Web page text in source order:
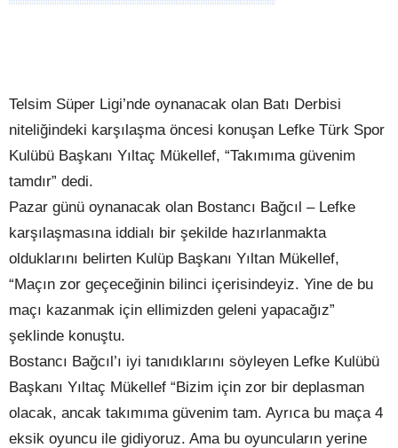
Telsim Süper Ligi’nde oynanacak olan Batı Derbisi
niteliğindeki karşılaşma öncesi konuşan Lefke Türk Spor
Kulübü Başkanı Yıltaç Mükellef, “Takımıma güvenim
tamdır” dedi.
Pazar günü oynanacak olan Bostancı Bağcıl – Lefke
karşılaşmasına iddialı bir şekilde hazırlanmakta
olduklarını belirten Kulüp Başkanı Yıltan Mükellef,
“Maçın zor geçeceğinin bilinci içerisindeyiz. Yine de bu
maçı kazanmak için ellimizden geleni yapacağız”
şeklinde konuştu.
Bostancı Bağcıl’ı iyi tanıdıklarını söyleyen Lefke Kulübü
Başkanı Yıltaç Mükellef “Bizim için zor bir deplasman
olacak, ancak takımıma güvenim tam. Ayrıca bu maça 4
eksik oyuncu ile gidiyoruz. Ama bu oyuncuların yerine